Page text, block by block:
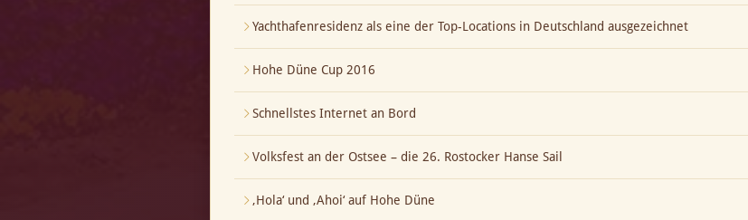
Yachthafenresidenz als eine der Top-Locations in Deutschland ausgezeichnet
Hohe Düne Cup 2016
Schnellstes Internet an Bord
Volksfest an der Ostsee – die 26. Rostocker Hanse Sail
‚Hola‘ und ‚Ahoi‘ auf Hohe Düne